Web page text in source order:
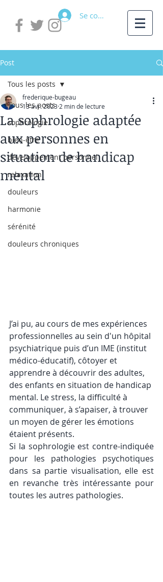
Se connecter
Post
Tous les posts
sophrologie
bien-être
développement personnel
relaxation
douleurs
harmonie
sérénité
douleurs chroniques
Tous les posts
La sophrologie adaptée
aux personnes en
situation de handicap
mental
frederique-bugeau
13 avr. 2023 2 min de lecture
J’ai pu, au cours de mes expériences
professionnelles au sein d'un hôpital
psychiatrique puis d’un IME (institut
médico-éducatif), côtoyer et
apprendre à découvrir des adultes,
des enfants en situation de handicap
mental. Le stress, la difficulté à
communiquer, à s’apaiser, à trouver
un moyen de gérer les émotions
étaient présents.
Si la sophrologie est contre-indiquée
pour les pathologies psychotiques
dans sa partie visualisation, elle est
en revanche très intéressante pour
toutes les autres pathologies.